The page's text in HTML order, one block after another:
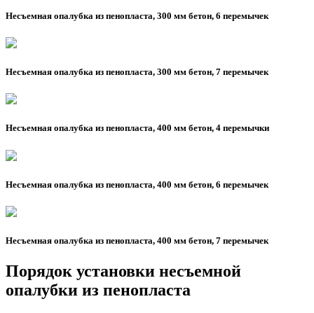
Несъемная опалубка из пенопласта, 300 мм бетон, 6 перемычек
Несъемная опалубка из пенопласта, 300 мм бетон, 7 перемычек
Несъемная опалубка из пенопласта, 400 мм бетон, 4 перемычки
Несъемная опалубка из пенопласта, 400 мм бетон, 6 перемычек
Несъемная опалубка из пенопласта, 400 мм бетон, 7 перемычек
Порядок установки несъемной
опалубки из пенопласта